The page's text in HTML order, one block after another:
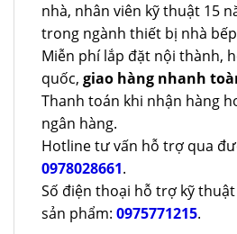
nhà, nhân viên kỹ thuật 15
trong ngành thiết bị nhà
Miễn phí lắp đặt nội thành,
quốc, giao hàng nhanh
Thanh toán khi nhận hàng
ngân hàng.
Hotline tư vấn hỗ trợ qua
0978028661.
Số điện thoại hỗ trợ kỹ
sản phẩm: 0975771215.